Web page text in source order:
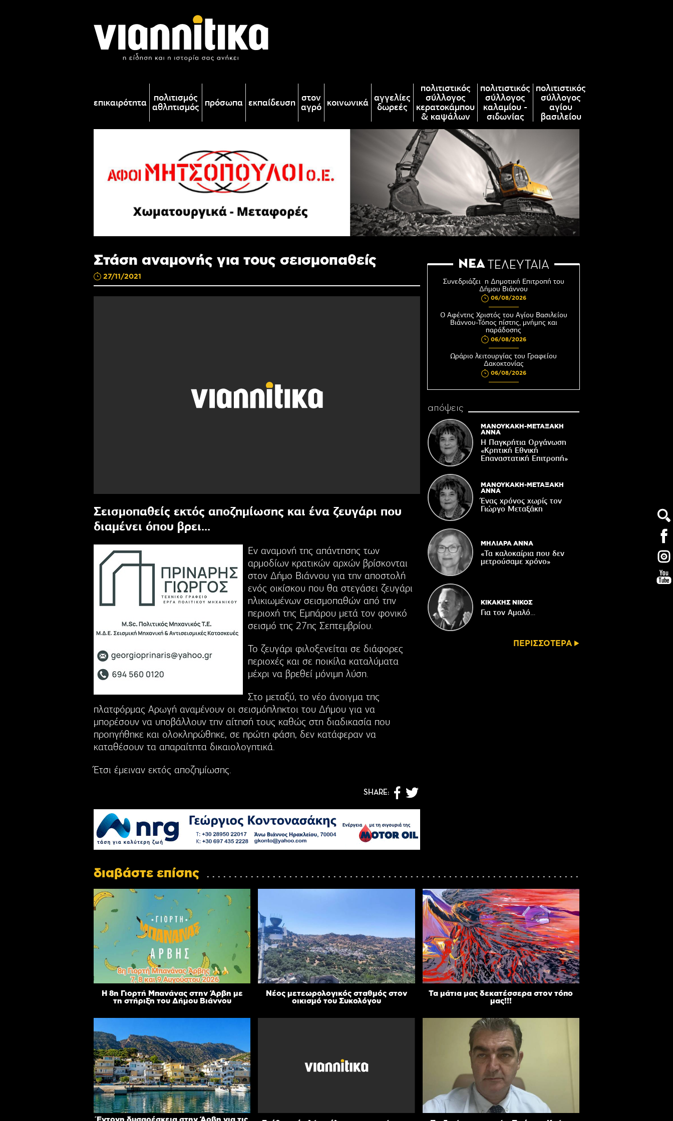
επικαιρότητα πολιτισμός
αθλητισμός πρόσωπα εκπαίδευση στον
αγρό κοινωνικά αγγελίες
δωρεές
πολιτιστικός
σύλλογος
κερατοκάμπου
& καψάλων
πολιτιστικός
σύλλογος
καλαμίου -
σιδωνίας
πολιτιστικός
σύλλογος
αγίου
βασιλείου
Στάση αναμονής για τους σεισμοπαθείς
27/11/2021
Σεισμοπαθείς εκτός αποζημίωσης και ένα ζευγάρι που
διαμένει όπου βρει...
Εν αναμονή της απάντησης των
αρμοδίων κρατικών αρχών βρίσκονται
στον Δήμο Βιάννου για την αποστολή
ενός οικίσκου που θα στεγάσει ζευγάρι
ηλικιωμένων σεισμοπαθών από την
περιοχή της Εμπάρου μετά τον φονικό
σεισμό της 27ης Σεπτεμβρίου.
Το ζευγάρι φιλοξενείται σε διάφορες
περιοχές και σε ποικίλα καταλύματα
μέχρι να βρεθεί μόνιμη λύση.
Στο μεταξύ, το νέο άνοιγμα της
πλατφόρμας Αρωγή αναμένουν οι σεισμόπληκτοι του Δήμου για να
μπορέσουν να υποβάλλουν την αίτησή τους καθώς στη διαδικασία που
προηγήθηκε και ολοκληρώθηκε, σε πρώτη φάση, δεν κατάφεραν να
καταθέσουν τα απαραίτητα δικαιολογητικά.
Έτσι έμειναν εκτός αποζημίωσης.
SHARE:
ΝΕΑ ΤΕΛΕΥΤΑΙΑ
Συνεδριάζει η Δημοτική Επιτροπή του
Δήμου Βιάννου
06/08/2026
Ο Αφέντης Χριστός του Αγίου Βασιλείου
Βιάννου-Τόπος πίστης, μνήμης και
παράδοσης
06/08/2026
Ωράριο λειτουργίας του Γραφείου
Δακοκτονίας
06/08/2026
Η 8η Γιορτή Μπανάνας στην Άρβη με τη
Νέος μετεωρολογικός σταθμός στον
οικισμό του Συκολόγου
05/08/2026
Κορυφώνονται οι «Τέχνες του Νότου»
Γιορτάζει ο Ιερός Ναός του Αφέντη Χριστού
στο Βαχό
04/08/2026
απόψεις
ΜΑΝΟΥΚΑΚΗ-ΜΕΤΑΞΑΚΗ
ΑΝΝΑ
Η Παγκρήτια Οργάνωση
«Κρητική Εθνική
Επαναστατική Eπιτροπή»
ΜΑΝΟΥΚΑΚΗ-ΜΕΤΑΞΑΚΗ
ΑΝΝΑ
Ένας χρόνος χωρίς τον
Γιώργο Μεταξάκη
ΜΗΛΙΑΡΑ ΑΝΝΑ
«Τα καλοκαίρια που δεν
μετρούσαμε χρόνο»
ΚΙΚΑΚΗΣ ΝΙΚΟΣ
Για τον Αμαλό…
ΠΕΡΙΣΣΟΤΕΡΑ
διαβάστε επίσης
Η 8η Γιορτή Μπανάνας στην Άρβη με
τη στήριξη του Δήμου Βιάννου
Νέος μετεωρολογικός σταθμός στον
οικισμό του Συκολόγου
Τα μάτια μας δεκατέσσερα στον τόπο
μας!!!